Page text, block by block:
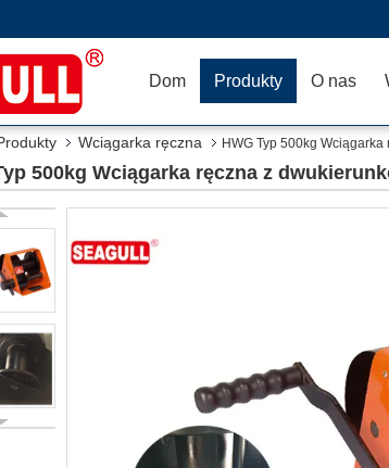
Dom Produkty O nas
Wciągarka ręczna HWG Typ 500kg
500kg Wciągarka ręczna z